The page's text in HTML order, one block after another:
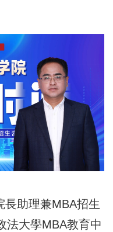
助理兼MBA招生
法大學MBA教育中